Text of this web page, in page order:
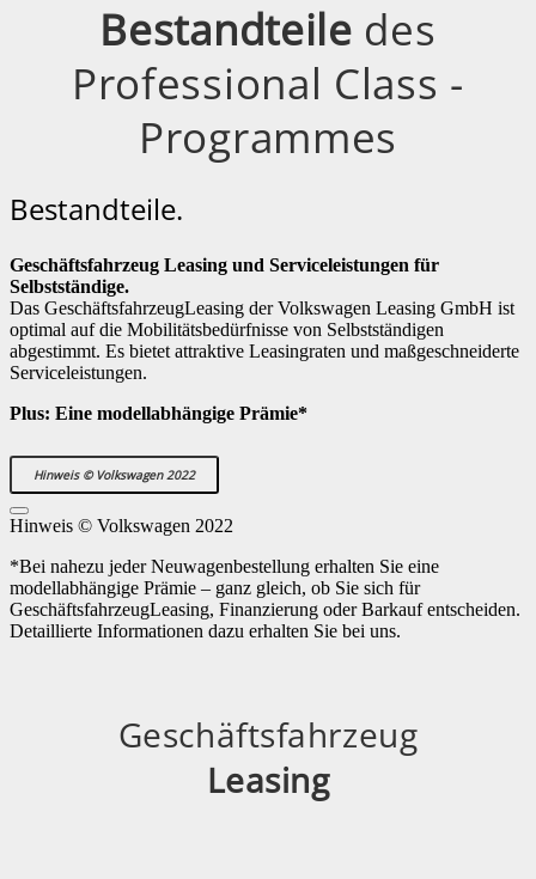
Bestandteile des
Professional Class -
Programmes
Bestandteile.
Geschäftsfahrzeug Leasing und Serviceleistungen für
Selbstständige.
Das GeschäftsfahrzeugLeasing der Volkswagen Leasing GmbH ist
optimal auf die Mobilitätsbedürfnisse von Selbstständigen
abgestimmt. Es bietet attraktive Leasingraten und maßgeschneiderte
Serviceleistungen.
Plus: Eine modellabhängige Prämie*
Hinweis © Volkswagen 2022
Hinweis © Volkswagen 2022
*Bei nahezu jeder Neuwagenbestellung erhalten Sie eine
modellabhängige Prämie – ganz gleich, ob Sie sich für
GeschäftsfahrzeugLeasing, Finanzierung oder Barkauf entscheiden.
Detaillierte Informationen dazu erhalten Sie bei uns.
Geschäftsfahrzeug
Leasing